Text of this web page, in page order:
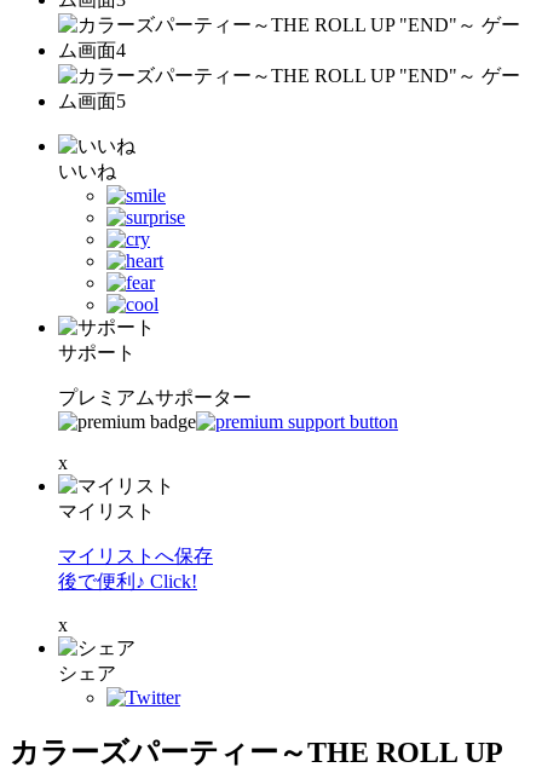
いいね
サポート
プレミアムサポーター
x
マイリスト
マイリストへ保存
後で便利♪ Click!
x
シェア
カラーズパーティー～THE ROLL UP